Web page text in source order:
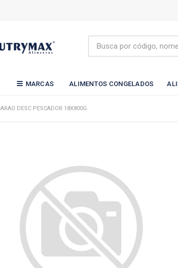
MARCAS ALIMENTOS CONGELADOS
DESC PESCADOR 18X800G